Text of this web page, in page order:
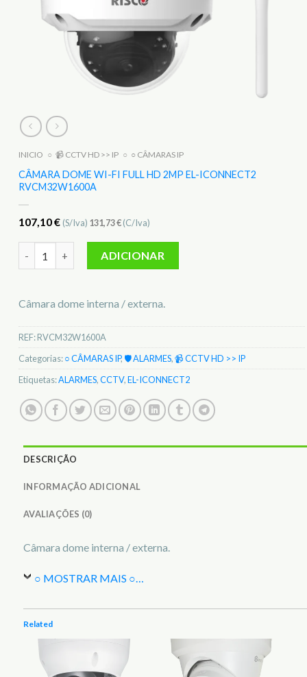
INICIO ○ 📹 CCTV HD >> IP ○ ○ CÂMARAS IP
CÂMARA DOME WI-FI FULL HD 2MP EL-ICONNECT2
RVCM32W1600A
107,10€ (S/Iva) 131,73€(C/Iva)
ADICIONAR
Câmara dome interna / externa.
REF:RVCM32W1600A
Categorias:○ CÂMARAS IP, 🛡️ ALARMES,📹 CCTV HD >> IP
Etiquetas:ALARMES,CCTV,EL-ICONNECT2
DESCRIÇÃO
INFORMAÇÃO ADICIONAL
AVALIAÇÕES (0)
Câmara dome interna / externa.
○ MOSTRAR MAIS ○…
Related